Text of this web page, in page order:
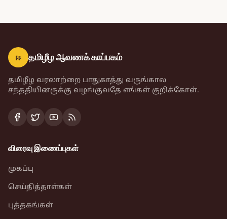
ஈ தமிழீழ ஆவணக் காப்பகம்
தமிழீழ வரலாற்றை பாதுகாத்து வருங்கால
சந்ததியினருக்கு வழங்குவதே எங்கள் குறிக்கோள்.
விரைவு இணைப்புகள்
முகப்பு
செய்தித்தாள்கள்
புத்தகங்கள்